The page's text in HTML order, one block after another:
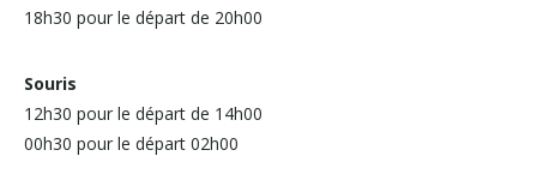
18h30 pour le départ de 20h00
Souris
12h30 pour le départ de 14h00
00h30 pour le départ 02h00